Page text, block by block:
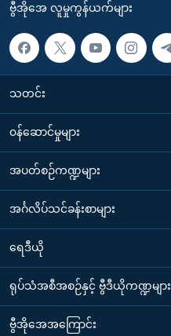
ဗွီအိုအေ လူမှုကွန်ယက်များ
သတင်း
၀န်ဆောင်မှုများ
အပတ်စဉ်ကဏ္ဍများ
အင်္ဂလိပ်သင်ခန်းစာများ
ရေဒီယို
ရုပ်သံအစီအစဉ်နှင့် ဗွီဒီယိုကဏ္ဍများ
ဗွီအိုအေအကြောင်း